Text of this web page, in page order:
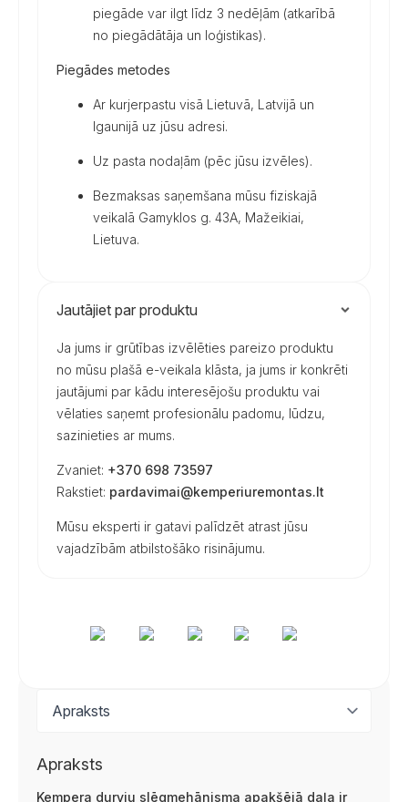
piegāde var ilgt līdz 3 nedēļām (atkarībā
no piegādātāja un loģistikas).
Piegādes metodes
Ar kurjerpastu visā Lietuvā, Latvijā un
Igaunijā uz jūsu adresi.
Uz pasta nodaļām (pēc jūsu izvēles).
Bezmaksas saņemšana mūsu fiziskajā
veikalā Gamyklos g. 43A, Mažeikiai,
Lietuva.
Jautājiet par produktu
Ja jums ir grūtības izvēlēties pareizo produktu
no mūsu plašā e-veikala klāsta, ja jums ir konkrēti
jautājumi par kādu interesējošu produktu vai
vēlaties saņemt profesionālu padomu, lūdzu,
sazinieties ar mums.
Zvaniet: +370 698 73597
Rakstiet: pardavimai@kemperiuremontas.lt
Mūsu eksperti ir gatavi palīdzēt atrast jūsu
vajadzībām atbilstošāko risinājumu.
Apraksts
Kempera durvju slēgmehānisma apakšējā daļa ir